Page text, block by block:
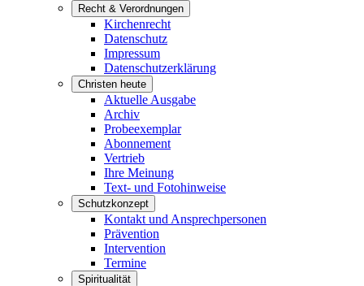
Recht & Verordnungen
Kirchenrecht
Datenschutz
Impressum
Datenschutzerklärung
Christen heute
Aktuelle Ausgabe
Archiv
Probeexemplar
Abonnement
Vertrieb
Ihre Meinung
Text- und Fotohinweise
Schutzkonzept
Kontakt und Ansprechpersonen
Prävention
Intervention
Termine
Spiritualität